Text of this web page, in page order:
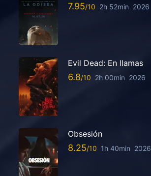
7.95 2h 52min 2026
Evil Dead: En llamas
6.8 2h 00min 2026
Obsesión
8.25 1h 40min 2026